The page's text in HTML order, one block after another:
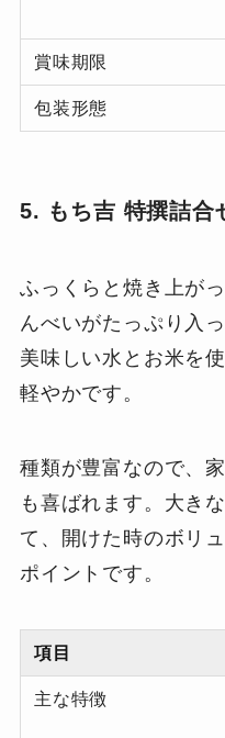
賞味期限
包装形態
5. もち吉 特撰詰合
ふっくらと焼き上が
んべいがたっぷり入
美味しい水とお米を
軽やかです。
種類が豊富なので、
も喜ばれます。大き
て、開けた時のボリ
ポイントです。
項目
主な特徴